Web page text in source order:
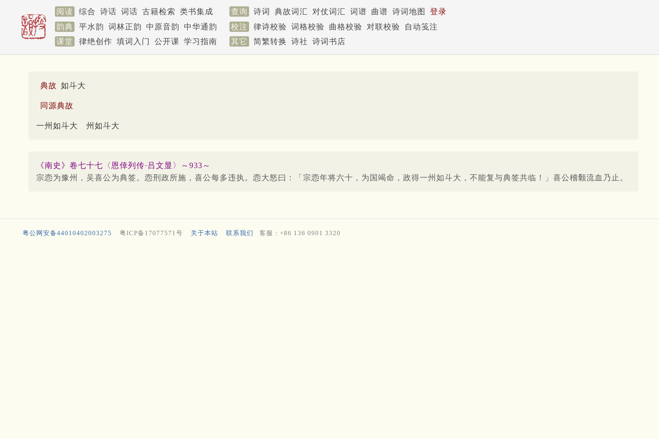
阅读 综合 诗话 词话 古籍检索 类书集成 查询 诗词 典故词汇 对仗词汇 词谱 曲谱 诗词地图
登录
韵典
平水韵 词林正韵 中原音韵 中华通韵 校注 律诗校验 词格校验 曲格校验 对联校验
自动笺注
课堂
律绝创作 填词入门 公开课 学习指南 其它 简繁转换 诗社 诗词书店
典故 如斗大
同源典故
一州如斗大 州如斗大
《南史》卷七十七〈恩倖列传·吕文显〉～933～
宗悫为豫州，吴喜公为典签。悫刑政所施，喜公每多违执。悫大怒曰：「宗悫年将六十，为国竭命，政得一州如斗大，不能复与典签共临！」喜公稽颡流血乃止。
粤公网安备44010402003275 粤ICP备17077571号 关于本站 联系我们 客服：+86 136 0901 3320